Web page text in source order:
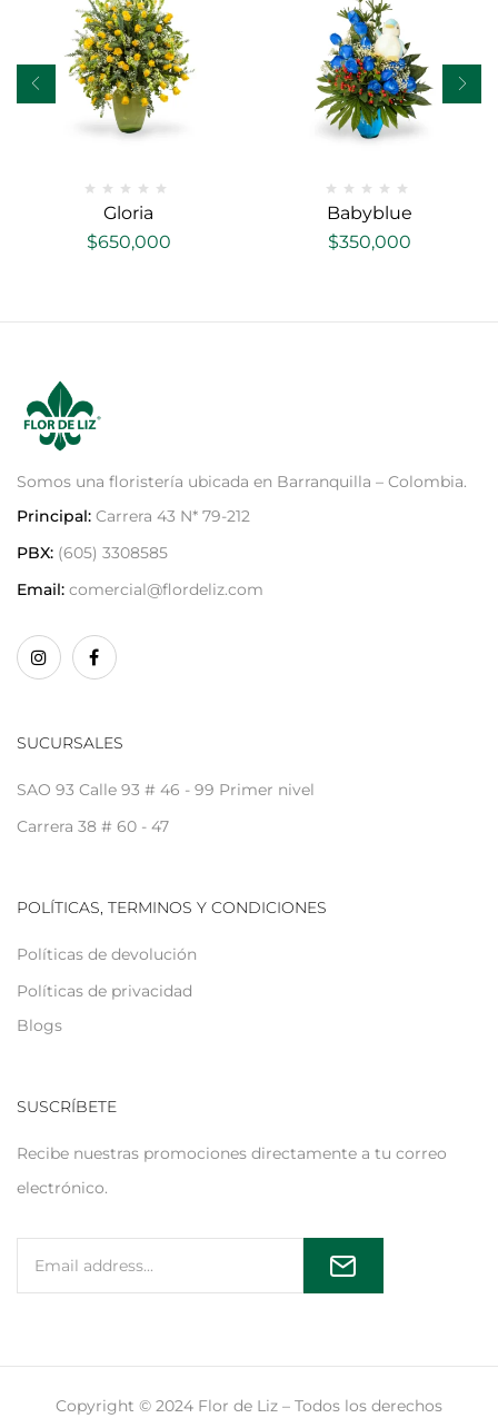
Gloria
$650,000
Babyblue
$350,000
Somos una floristería ubicada en Barranquilla – Colombia.
Principal: Carrera 43 N* 79-212
PBX: (605) 3308585
Email: comercial@flordeliz.com
SUCURSALES
SAO 93 Calle 93 # 46 - 99 Primer nivel
Carrera 38 # 60 - 47
POLÍTICAS, TERMINOS Y CONDICIONES
Políticas de devolución
Políticas de privacidad
Blogs
SUSCRÍBETE
Recibe nuestras promociones directamente a tu correo
electrónico.
Copyright © 2024 Flor de Liz – Todos los derechos